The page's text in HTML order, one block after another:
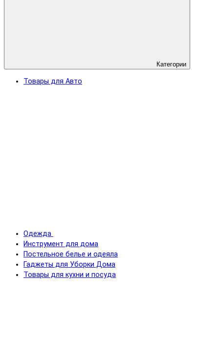
Категории
Товары для Авто
Одежда
Инструмент для дома
Постельное белье и одеяла
Гаджеты для Уборки Дома
Товары для кухни и посуда